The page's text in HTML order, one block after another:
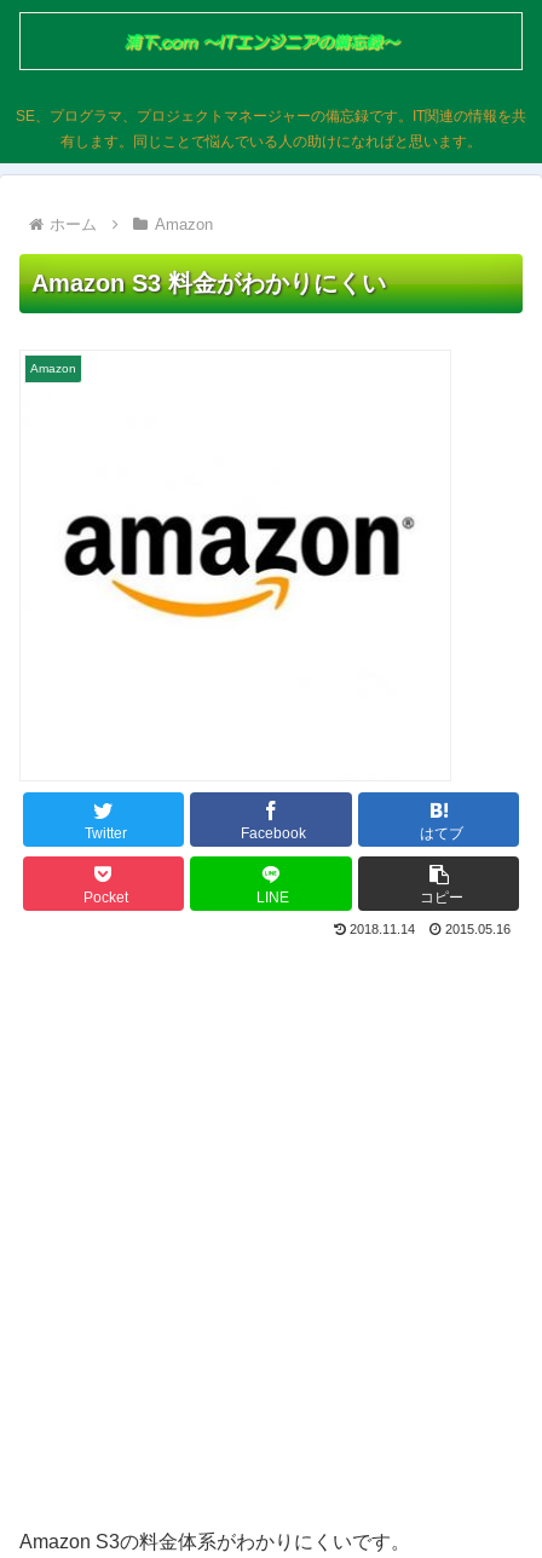
SE、プログラマ、プロジェクトマネージャーの備忘録です。IT関連の情報を共
有します。同じことで悩んでいる人の助けになればと思います。
ホーム Amazon
Amazon S3 料金がわかりにくい
Amazon
Twitter Facebook はてブ
Pocket LINE コピー
2018.11.14 2015.05.16
Amazon S3の料金体系がわかりにくいです。